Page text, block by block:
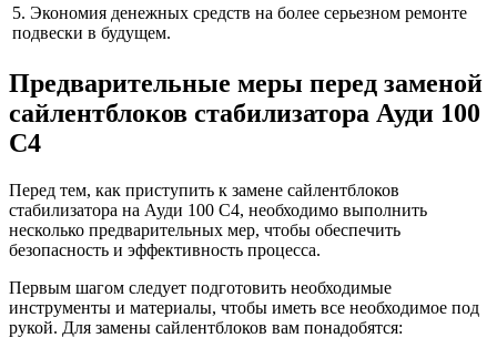
5. Экономия денежных средств на более серьезном ремонте
подвески в будущем.
Предварительные меры перед заменой
сайлентблоков стабилизатора Ауди 100
С4
Перед тем, как приступить к замене сайлентблоков
стабилизатора на Ауди 100 С4, необходимо выполнить
несколько предварительных мер, чтобы обеспечить
безопасность и эффективность процесса.
Первым шагом следует подготовить необходимые
инструменты и материалы, чтобы иметь все необходимое под
рукой. Для замены сайлентблоков вам понадобятся: